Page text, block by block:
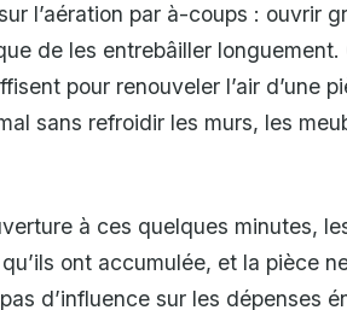
l’aération par à-coups : ouvrir
de les entrebâiller
pour renouveler l’air d’une
sans refroidir les murs, les
à ces quelques minutes,
ont accumulée, et la pièce
d’influence sur les dépenses